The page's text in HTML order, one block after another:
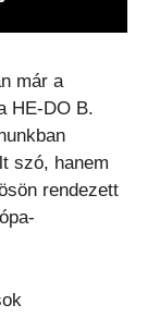
már a
HE-DO B.
szó, hanem
rendezett